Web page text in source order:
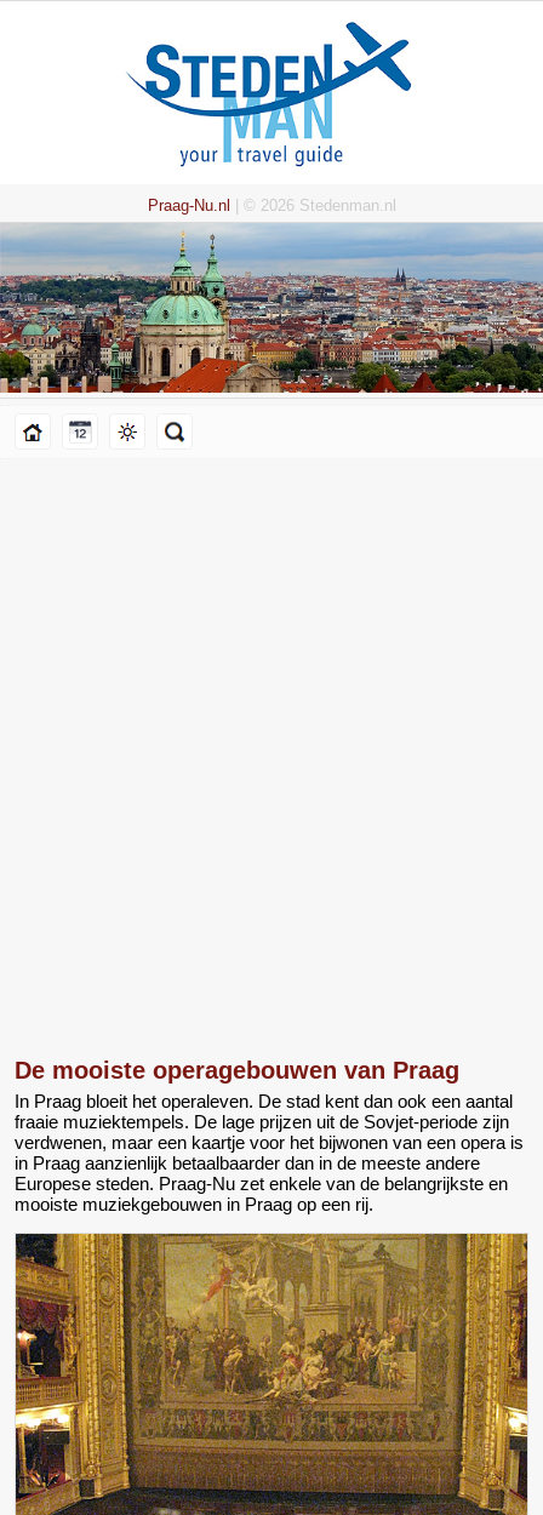
Praag-Nu.nl | © 2026 Stedenman.nl
De mooiste operagebouwen van Praag
In Praag bloeit het operaleven. De stad kent dan ook een aantal
fraaie muziektempels. De lage prijzen uit de Sovjet-periode zijn
verdwenen, maar een kaartje voor het bijwonen van een opera is
in Praag aanzienlijk betaalbaarder dan in de meeste andere
Europese steden. Praag-Nu zet enkele van de belangrijkste en
mooiste muziekgebouwen in Praag op een rij.